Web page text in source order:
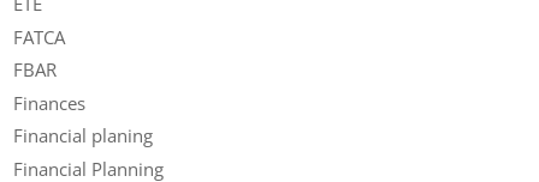
FATCA
FBAR
Finances
Financial planing
Financial Planning